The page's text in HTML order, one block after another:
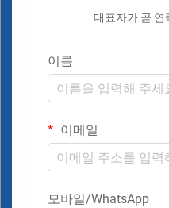
대표자가 곧 연
이름
이메일
모바일/WhatsApp